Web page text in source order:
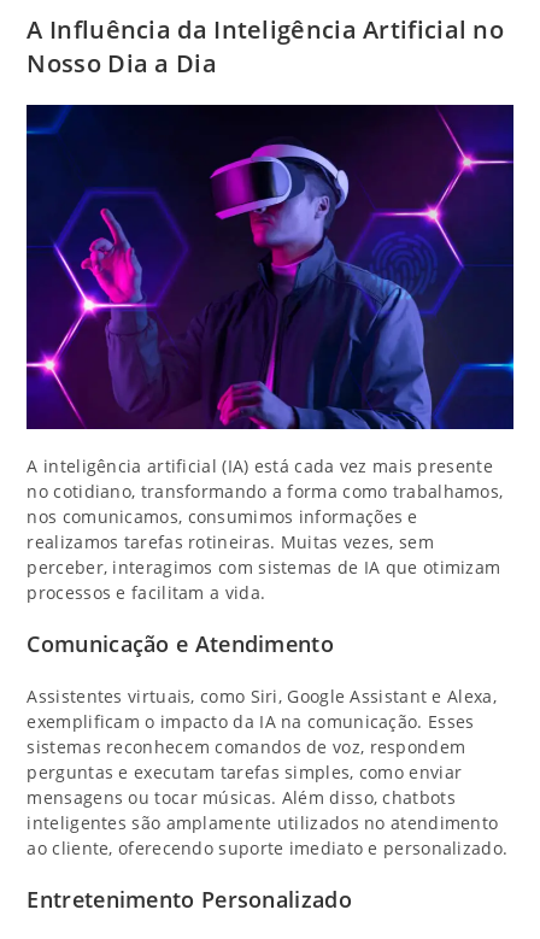
A Influência da Inteligência Artificial no
Nosso Dia a Dia
A inteligência artificial (IA) está cada vez mais presente
no cotidiano, transformando a forma como trabalhamos,
nos comunicamos, consumimos informações e
realizamos tarefas rotineiras. Muitas vezes, sem
perceber, interagimos com sistemas de IA que otimizam
processos e facilitam a vida.
Comunicação e Atendimento
Assistentes virtuais, como Siri, Google Assistant e Alexa,
exemplificam o impacto da IA na comunicação. Esses
sistemas reconhecem comandos de voz, respondem
perguntas e executam tarefas simples, como enviar
mensagens ou tocar músicas. Além disso, chatbots
inteligentes são amplamente utilizados no atendimento
ao cliente, oferecendo suporte imediato e personalizado.
Entretenimento Personalizado